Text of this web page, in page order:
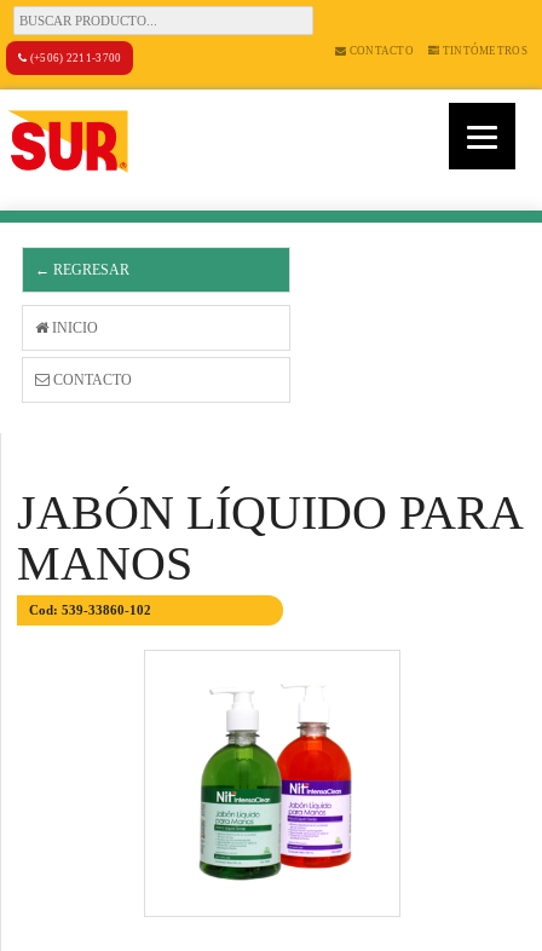
(+506) 2211-3700
CONTACTO TINTÓMETROS
← REGRESAR
INICIO
CONTACTO
JABÓN LÍQUIDO PARA
MANOS
Cod: 539-33860-102